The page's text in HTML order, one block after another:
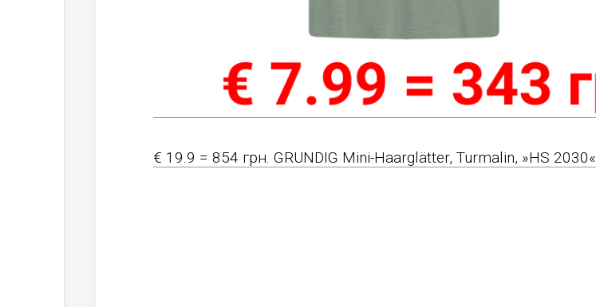
€ 19.9 = 854 грн. GRUNDIG Mini-Haarglätter, Turmalin, »HS 2030«